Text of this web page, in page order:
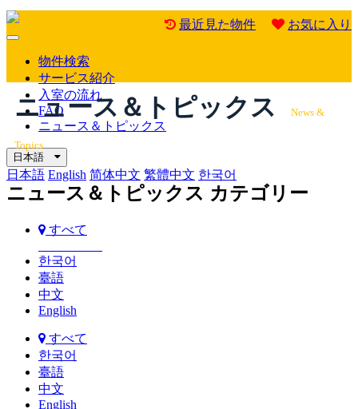
最近見た物件 お気に入り
Mobile
物件検索
サービス紹介
入室の流れ
FAQ
ニュース＆トピックス
日本語
日本語 English 简体中文 繁體中文 한국어
ニュース＆トピックス News &
Topics
ニュース＆トピックス カテゴリー
すべて
한국어
臺語
中文
English
すべて
한국어
臺語
中文
English